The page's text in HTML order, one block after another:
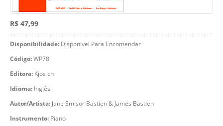
R$ 47,99
Disponibilidade: Disponível Para Encomendar
Código:WP78
Editora: Kjos cn
Idioma: Inglês
Autor/Artista: Jane Smisor Bastien & James Bastien
Instrumento: Piano